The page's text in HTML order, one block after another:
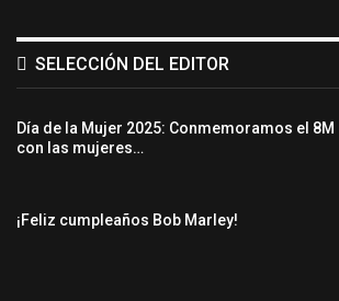
SELECCIÓN DEL EDITOR
Día de la Mujer 2025: Conmemoramos el 8M
con las mujeres…
¡Feliz cumpleaños Bob Marley!